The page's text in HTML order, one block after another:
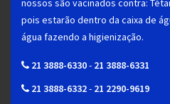
nossos são vacinados contra:
pois estarão dentro da caixa de
água fazendo a higienização.
21 3888-6330- 21 3888-6331
21 3888-6332- 21 2290-9619